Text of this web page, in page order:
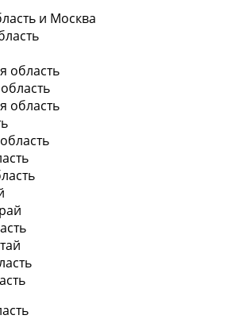
и Москва
область
область